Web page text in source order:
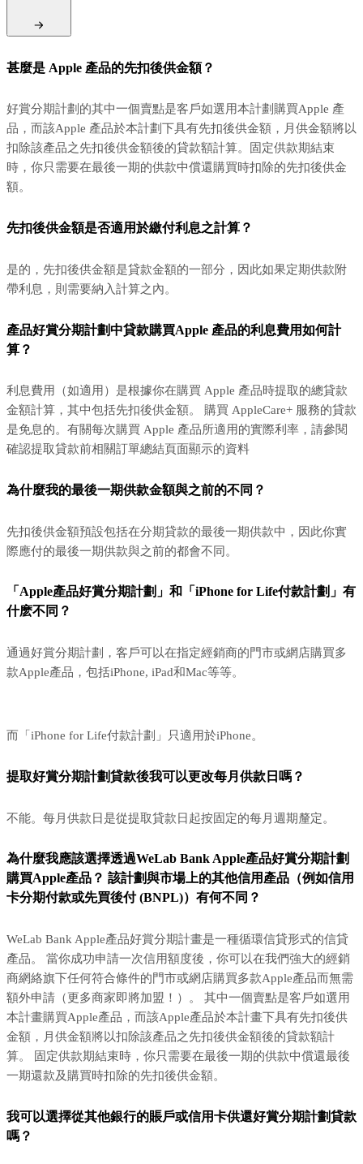
甚麼是 Apple 產品的先扣後供金額？
好賞分期計劃的其中一個賣點是客戶如選用本計劃購買Apple 產
品，而該Apple 產品於本計劃下具有先扣後供金額，月供金額將以
扣除該產品之先扣後供金額後的貸款額計算。固定供款期結束
時，你只需要在最後一期的供款中償還購買時扣除的先扣後供金
額。
先扣後供金額是否適用於繳付利息之計算？
是的，先扣後供金額是貸款金額的一部分，因此如果定期供款附
帶利息，則需要納入計算之內。
產品好賞分期計劃中貸款購買Apple 產品的利息費用如何計
算？
利息費用（如適用）是根據你在購買 Apple 產品時提取的總貸款
金額計算，其中包括先扣後供金額。 購買 AppleCare+ 服務的貸款
是免息的。有關每次購買 Apple 產品所適用的實際利率，請參閱
確認提取貸款前相關訂單總結頁面顯示的資料
為什麼我的最後一期供款金額與之前的不同？
先扣後供金額預設包括在分期貸款的最後一期供款中，因此你實
際應付的最後一期供款與之前的都會不同。
「Apple產品好賞分期計劃」和「iPhone for Life付款計劃」有
什麽不同？
通過好賞分期計劃，客戶可以在指定經銷商的門市或網店購買多
款Apple產品，包括iPhone, iPad和Mac等等。
而「iPhone for Life付款計劃」只適用於iPhone。
提取好賞分期計劃貸款後我可以更改每月供款日嗎？
不能。每月供款日是從提取貸款日起按固定的每月週期釐定。
為什麼我應該選擇透過WeLab Bank Apple產品好賞分期計劃
購買Apple產品？ 該計劃與市場上的其他信用產品（例如信用
卡分期付款或先買後付 (BNPL)）有何不同？
WeLab Bank Apple產品好賞分期計畫是一種循環信貸形式的信貸
產品。 當你成功申請一次信用額度後，你可以在我們強大的經銷
商網絡旗下任何符合條件的門市或網店購買多款Apple產品而無需
額外申請（更多商家即將加盟！）。 其中一個賣點是客戶如選用
本計畫購買Apple產品，而該Apple產品於本計畫下具有先扣後供
金額，月供金額將以扣除該產品之先扣後供金額後的貸款額計
算。 固定供款期結束時，你只需要在最後一期的供款中償還最後
一期還款及購買時扣除的先扣後供金額。
我可以選擇從其他銀行的賬戶或信用卡供還好賞分期計劃貸款
嗎？